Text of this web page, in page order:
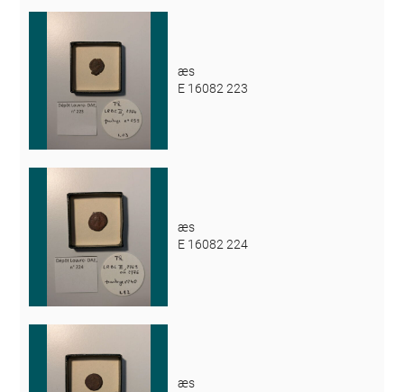
æs
E 16082 223
æs
E 16082 224
æs